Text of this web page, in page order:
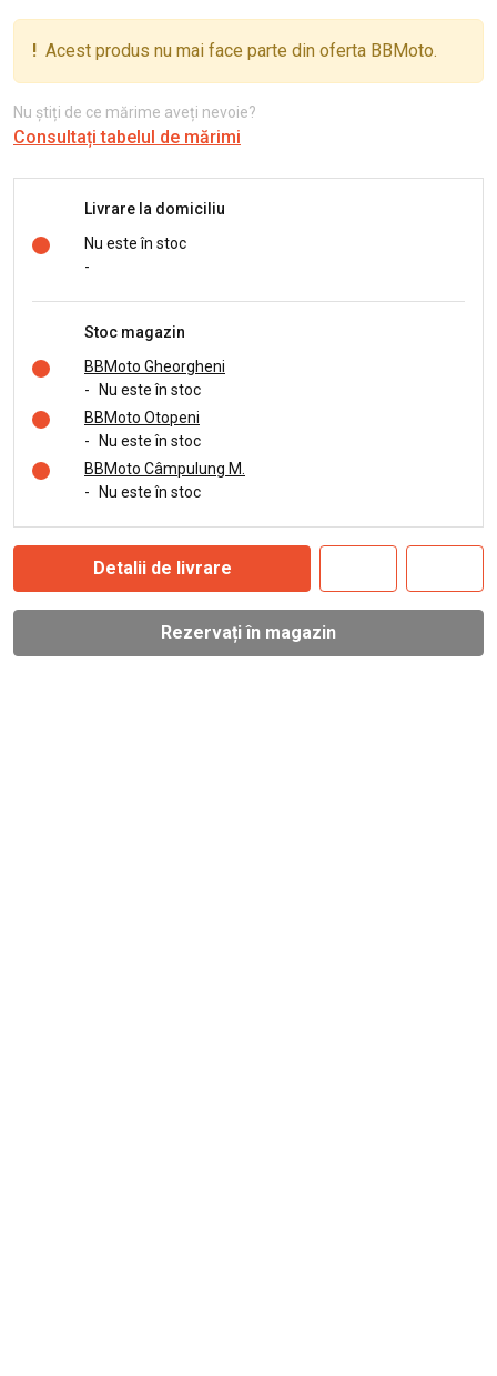
! Acest produs nu mai face parte din oferta BBMoto.
Nu știți de ce mărime aveți nevoie?
Consultați tabelul de mărimi
Livrare la domiciliu
Nu este în stoc
-
Stoc magazin
BBMoto Gheorgheni
- Nu este în stoc
BBMoto Otopeni
- Nu este în stoc
BBMoto Câmpulung M.
- Nu este în stoc
Detalii de livrare
Rezervați în magazin